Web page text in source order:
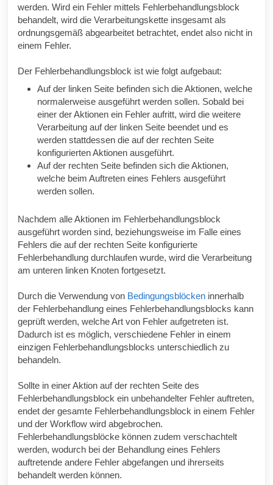
werden. Wird ein Fehler mittels Fehlerbehandlungsblock
behandelt, wird die Verarbeitungskette insgesamt als
ordnungsgemäß abgearbeitet betrachtet, endet also nicht in
einem Fehler.
Der Fehlerbehandlungsblock ist wie folgt aufgebaut:
Auf der linken Seite befinden sich die Aktionen, welche
normalerweise ausgeführt werden sollen. Sobald bei
einer der Aktionen ein Fehler aufritt, wird die weitere
Verarbeitung auf der linken Seite beendet und es
werden stattdessen die auf der rechten Seite
konfigurierten Aktionen ausgeführt.
Auf der rechten Seite befinden sich die Aktionen,
welche beim Auftreten eines Fehlers ausgeführt
werden sollen.
Nachdem alle Aktionen im Fehlerbehandlungsblock
ausgeführt worden sind, beziehungsweise im Falle eines
Fehlers die auf der rechten Seite konfigurierte
Fehlerbehandlung durchlaufen wurde, wird die Verarbeitung
am unteren linken Knoten fortgesetzt.
Durch die Verwendung von Bedingungsblöcken innerhalb
der Fehlerbehandlung eines Fehlerbehandlungsblocks kann
geprüft werden, welche Art von Fehler aufgetreten ist.
Dadurch ist es möglich, verschiedene Fehler in einem
einzigen Fehlerbehandlungsblocks unterschiedlich zu
behandeln.
Sollte in einer Aktion auf der rechten Seite des
Fehlerbehandlungsblock ein unbehandelter Fehler auftreten,
endet der gesamte Fehlerbehandlungsblock in einem Fehler
und der Workflow wird abgebrochen.
Fehlerbehandlungsblöcke können zudem verschachtelt
werden, wodurch bei der Behandlung eines Fehlers
auftretende andere Fehler abgefangen und ihrerseits
behandelt werden können.